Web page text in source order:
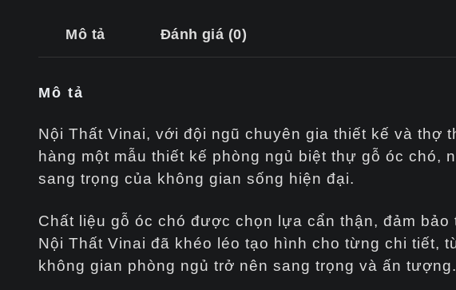
Mô tả Đánh giá (0)
Mô tả
Nội Thất Vinai, với đội ngũ chuyên gia thiết kế và thợ
hàng một mẫu thiết kế phòng ngủ biệt thự gỗ óc
sang trọng của không gian sống hiện đại.
Chất liệu gỗ óc chó được chọn lựa cẩn thận, đảm
Nội Thất Vinai đã khéo léo tạo hình cho từng chi tiết,
không gian phòng ngủ trở nên sang trọng và ấn tượng.